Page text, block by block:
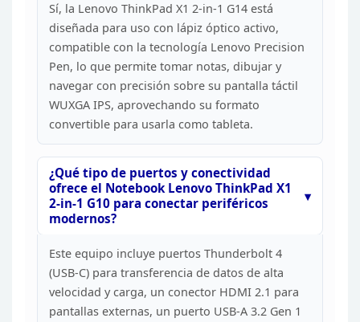
Sí, la Lenovo ThinkPad X1 2-in-1 G14 está
diseñada para uso con lápiz óptico activo,
compatible con la tecnología Lenovo Precision
Pen, lo que permite tomar notas, dibujar y
navegar con precisión sobre su pantalla táctil
WUXGA IPS, aprovechando su formato
convertible para usarla como tableta.
¿Qué tipo de puertos y conectividad
ofrece el Notebook Lenovo ThinkPad X1
2-in-1 G10 para conectar periféricos
modernos?
Este equipo incluye puertos Thunderbolt 4
(USB-C) para transferencia de datos de alta
velocidad y carga, un conector HDMI 2.1 para
pantallas externas, un puerto USB-A 3.2 Gen 1